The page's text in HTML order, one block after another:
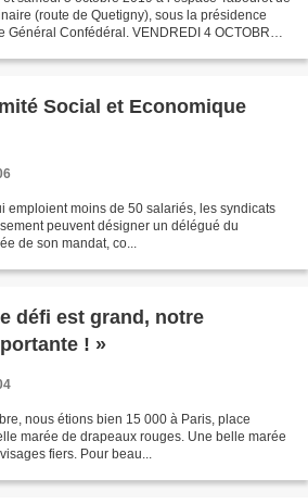
(route de Quetigny), sous la présidence
Général Confédéral. VENDREDI 4 OCTOBRE
Social et Economique
emploient moins de 50 salariés, les syndicats
peuvent désigner un délégué du
de son mandat, co...
défi est grand, notre
! »
nous étions bien 15 000 à Paris, place
marée de drapeaux rouges. Une belle marée
fiers. Pour beau...